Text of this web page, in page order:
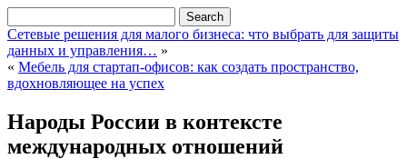
Сетевые решения для малого бизнеса: что выбрать для защиты
данных и управления… »
« Мебель для стартап-офисов: как создать пространство,
вдохновляющее на успех
Народы России в контексте
международных отношений